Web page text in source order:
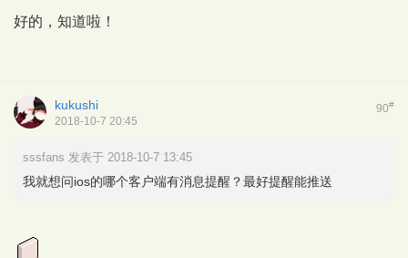
好的，知道啦！
90#
kukushi
2018-10-7 20:45
sssfans 发表于 2018-10-7 13:45
我就想问ios的哪个客户端有消息提醒？最好提醒能推送